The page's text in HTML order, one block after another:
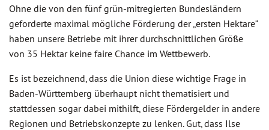
Ohne die von den fünf grün-mitregierten Bundesländern
geforderte maximal mögliche Förderung der „ersten Hektare“
haben unsere Betriebe mit ihrer durchschnittlichen Größe
von 35 Hektar keine faire Chance im Wettbewerb.
Es ist bezeichnend, dass die Union diese wichtige Frage in
Baden-Württemberg überhaupt nicht thematisiert und
stattdessen sogar dabei mithilft, diese Fördergelder in andere
Regionen und Betriebskonzepte zu lenken. Gut, dass Ilse